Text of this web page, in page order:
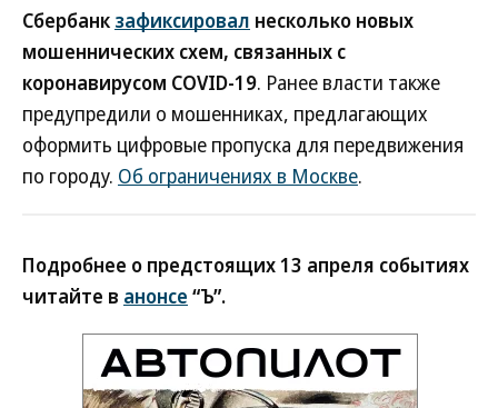
Сбербанк зафиксировал несколько новых
мошеннических схем, связанных с
коронавирусом COVID-19. Ранее власти также
предупредили о мошенниках, предлагающих
оформить цифровые пропуска для передвижения
по городу. Об ограничениях в Москве.
Подробнее о предстоящих 13 апреля событиях
читайте в анонсе “Ъ”.